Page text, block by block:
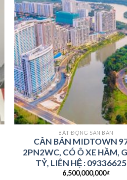
BẤT ĐỘNG SẢN BÁN
CẦN BÁN MIDTOWN
2PN2WC, CÓ Ô XE HẦM,
TỶ, LIÊN HỆ :
(ZALO/VIBER/
6,500,000,000₫